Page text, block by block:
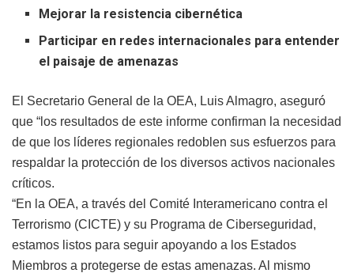
Mejorar la resistencia cibernética
Participar en redes internacionales para entender
el paisaje de amenazas
El Secretario General de la OEA, Luis Almagro, aseguró
que “los resultados de este informe confirman la necesidad
de que los líderes regionales redoblen sus esfuerzos para
respaldar la protección de los diversos activos nacionales
críticos.
“En la OEA, a través del Comité Interamericano contra el
Terrorismo (CICTE) y su Programa de Ciberseguridad,
estamos listos para seguir apoyando a los Estados
Miembros a protegerse de estas amenazas. Al mismo